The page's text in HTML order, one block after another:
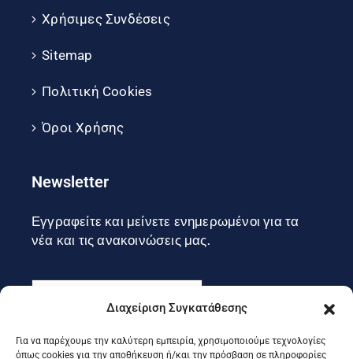
Διαχείριση Συγκατάθεσης
Για να παρέχουμε την καλύτερη εμπειρία, χρησιμοποιούμε τεχνολογίες
όπως cookies για την αποθήκευση ή/και την πρόσβαση σε πληροφορίες
Χρήσιμες Συνδέσεις
Sitemap
Πολιτική Cookies
Όροι Χρήσης
Newsletter
Εγγραφείτε και μείνετε ενημερωμένοι για τα
νέα και τις ανακοινώσεις μας.
Εγγραφή